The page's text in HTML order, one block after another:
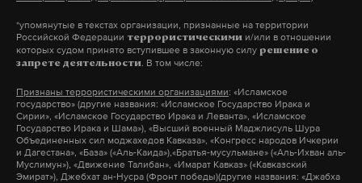
злого умысла – нет оснований и для возбуждения
дела.
Сколько бы ни старалась владелица авто
привлечь к административной ответственности
депутата или же добиться от него просто
извинений – все безрезультатно. Девушке пришел
руководством и просить совета. В итоге до отеля
измученных туристов все же довезли, а уже утром
в номере Сергея раздался телефонный звонок.
Следующим идет коммерческий троллинг. Прием,
которым пользуются PR-агентства. Рекламщики
средство поднятия рейтинга сайта, возможность
удержать посетителей ресурса в острой
дискуссии, которая будет привлекать новых
пользователей. Контролируемый PR-троллинг —
*упомянутые в текстах организации, признанные на территории
Российской Федерации террористическими и/или в отношении
которых судом принято вступившее в законную силу решение о
запрете деятельности. В том числе:
Признаны террористическими организациями: «Исламское
государство» (другие названия: «Исламское Государство Ирака и
Сирии», «Исламское Государство Ирака и Леванта», «Исламское
Государство Ирака и Шама»), «Высший военный Маджлисуль Шура
Объединенных сил моджахедов Кавказа», «Конгресс народов Ичкерии
и Дагестана», «База» («Аль-Каида»),«Братья-мусульмане» («Аль-Ихван аль-
Муслимун»), «Движение Талибан», «Имарат Кавказ» («Кавказский
Эмират»), Джебхат ан-Нусра (Фронт победы)(другие названия: «Джабха